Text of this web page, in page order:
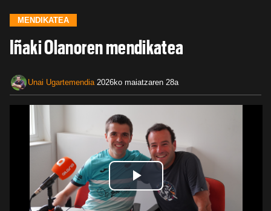
MENDIKATEA
Iñaki Olanoren mendikatea
Unai Ugartemendia 2026ko maiatzaren 28a